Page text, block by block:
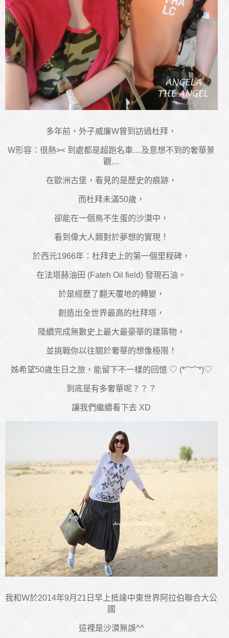
多年前，外子威廉W曾到訪過杜拜，
W形容：很熱>< 到處都是超跑名車…及意想不到的奢華景
觀…
在歐洲古堡，看見的是歷史的痕跡，
而杜拜未滿50歲，
卻能在一個鳥不生蛋的沙漠中，
看到偉大人類對於夢想的實現！
於西元1966年：杜拜史上的第一個里程碑，
在法塔赫油田 (Fateh Oil field) 發現石油。
於是經歷了翻天覆地的轉變，
創造出全世界最高的杜拜塔，
陸續完成無數史上最大最豪華的建築物，
並挑戰你以往關於奢華的想像極限！
姊希望50歲生日之旅，能留下不一樣的回憶 ♡ (*˘︶˘*)♡
到底是有多奢華呢？？？
讓我們繼續看下去 XD
我和Ｗ於2014年9月21日早上抵達中東世界阿拉伯聯合大公
國
這裡是沙漠無誤^^